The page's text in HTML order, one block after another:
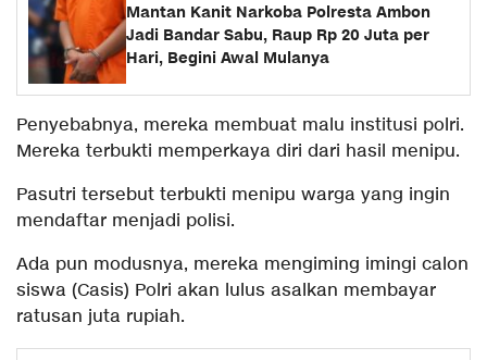
Mantan Kanit Narkoba Polresta Ambon
Jadi Bandar Sabu, Raup Rp 20 Juta per
Hari, Begini Awal Mulanya
Penyebabnya, mereka membuat malu institusi polri.
Mereka terbukti memperkaya diri dari hasil menipu.
Pasutri tersebut terbukti menipu warga yang ingin
mendaftar menjadi polisi.
Ada pun modusnya, mereka mengiming imingi calon
siswa (Casis) Polri akan lulus asalkan membayar
ratusan juta rupiah.